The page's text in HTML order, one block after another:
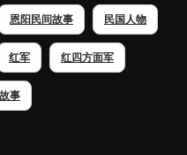
恩阳民间故事 民国人物
红军 红四方面军
事